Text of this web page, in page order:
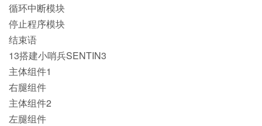
循环中断模块
停止程序模块
结束语
13搭建小哨兵SENTIN3
主体组件1
右腿组件
主体组件2
左腿组件